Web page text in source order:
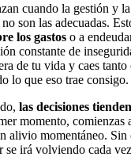
cuando la gestión y
son las adecuadas.
los gastos o a
constante de
de tu vida y caes tanto
lo que eso trae consigo.
las decisiones
momento, comienzas
alivio momentáneo.
se irá volviendo cada